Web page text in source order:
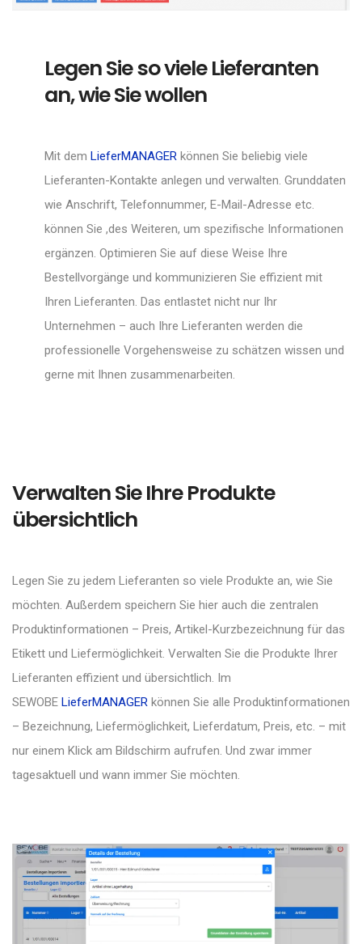
Legen Sie so viele Lieferanten
an, wie Sie wollen
Mit dem LieferMANAGER können Sie beliebig viele
Lieferanten-Kontakte anlegen und verwalten. Grunddaten
wie Anschrift, Telefonnummer, E-Mail-Adresse etc.
können Sie ,des Weiteren, um spezifische Informationen
ergänzen. Optimieren Sie auf diese Weise Ihre
Bestellvorgänge und kommunizieren Sie effizient mit
Ihren Lieferanten. Das entlastet nicht nur Ihr
Unternehmen – auch Ihre Lieferanten werden die
professionelle Vorgehensweise zu schätzen wissen und
gerne mit Ihnen zusammenarbeiten.
Verwalten Sie Ihre Produkte
übersichtlich
Legen Sie zu jedem Lieferanten so viele Produkte an, wie Sie
möchten. Außerdem speichern Sie hier auch die zentralen
Produktinformationen – Preis, Artikel-Kurzbezeichnung für das
Etikett und Liefermöglichkeit. Verwalten Sie die Produkte Ihrer
Lieferanten effizient und übersichtlich. Im
SEWOBE LieferMANAGER können Sie alle Produktinformationen
– Bezeichnung, Liefermöglichkeit, Lieferdatum, Preis, etc. – mit
nur einem Klick am Bildschirm aufrufen. Und zwar immer
tagesaktuell und wann immer Sie möchten.